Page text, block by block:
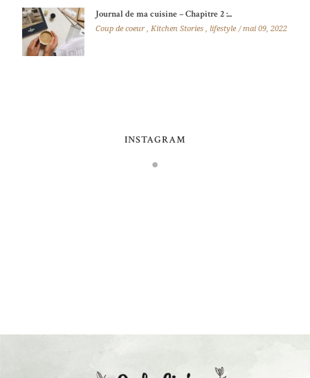
Journal de ma cuisine – Chapitre 2 :...
Coup de coeur Kitchen Stories ,lifestyle mai 09, 2022
INSTAGRAM